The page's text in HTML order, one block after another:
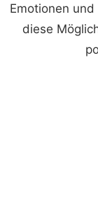
Emotionen
diese